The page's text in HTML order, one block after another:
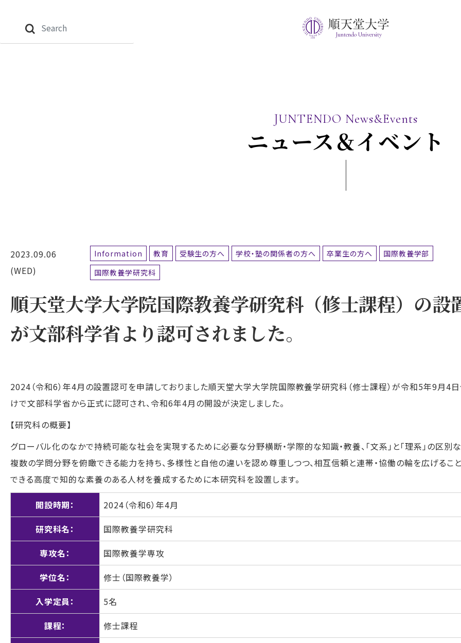
Juntendo University
JUNTENDO News&Events
ニュース＆イベント
2023.09.06
(WED)
Information 教育 受験生の方へ 学校・塾の関係者の方へ 卒業生の方へ
国際教養学部
国際教養学研究科
順天堂大学大学院国際教養学研究科（修士課程）の設
が文部科学省より認可されました。
2024（令和6）年4月の設置認可を申請しておりました順天堂大学大学院国際教養学研究科（修士課程）が令和5年9月4
けで文部科学省から正式に認可され、令和6年4月の開設が決定しました。
【研究科の概要】
グローバル化のなかで持続可能な社会を実現するために必要な分野横断・学際的な知識・教養、「文系」と「理系」の区別な
複数の学問分野を俯瞰できる能力を持ち、多様性と自他の違いを認め尊重しつつ、相互信頼と連帯・協働の輪を広げるこ
できる高度で知的な素養のある人材を養成するために本研究科を設置します。
開設時期：
2024（令和6）年4月
研究科名：
国際教養学研究科
専攻名：
国際教養学専攻
学位名：
修士（国際教養学）
入学定員：
5名
課程：
修士課程